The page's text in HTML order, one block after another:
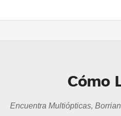
Cómo
Encuentra Multiópticas,